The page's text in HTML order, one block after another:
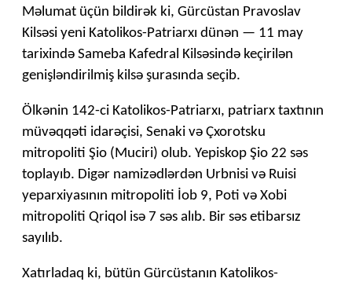
Məlumat üçün bildirək ki, Gürcüstan Pravoslav
Kilsəsi yeni Katolikos-Patriarxı dünən — 11 may
tarixində Sameba Kafedral Kilsəsində keçirilən
genişləndirilmiş kilsə şurasında seçib.
Ölkənin 142-ci Katolikos-Patriarxı, patriarx taxtının
müvəqqəti idarəçisi, Senaki və Çxorotsku
mitropoliti Şio (Muciri) olub. Yepiskop Şio 22 səs
toplayıb. Digər namizədlərdən Urbnisi və Ruisi
yeparxiyasının mitropoliti İob 9, Poti və Xobi
mitropoliti Qriqol isə 7 səs alıb. Bir səs etibarsız
sayılıb.
Xatırladaq ki, bütün Gürcüstanın Katolikos-